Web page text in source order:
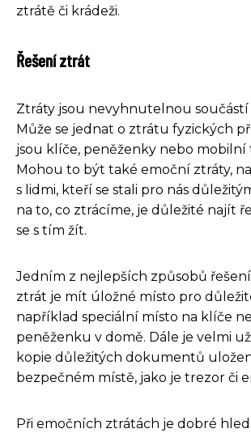
ztrátě či krádeži.
Řešení ztrát
Ztráty jsou nevyhnutelnou součástí
Může se jednat o ztrátu fyzických
jsou klíče, peněženky nebo mobilní
Mohou to být také emoční ztráty,
s lidmi, kteří se stali pro nás
na to, co ztrácíme, je důležité najít
se s tím žít.
Jedním z nejlepších způsobů
ztrát je mít úložné místo pro
například speciální místo na klíče
peněženku v domě. Dále je velmi
kopie důležitých dokumentů
bezpečném místě, jako je trezor či
Při emočních ztrátách je dobré